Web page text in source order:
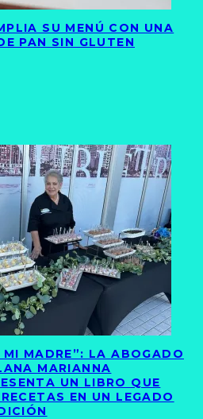
SU MENÚ CON UNA
PAN SIN GLUTEN
MADRE”: LA ABOGADO
MARIANNA
UN LIBRO QUE
EN UN LEGADO